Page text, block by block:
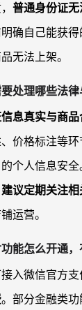
普通身份证
确自己能获
无法上架。
处理哪些法律
息真实与商品
价格标注等
个人信息安
建议定期关注
运营。
能怎么开通，
入微信官方支
。部分金融类功